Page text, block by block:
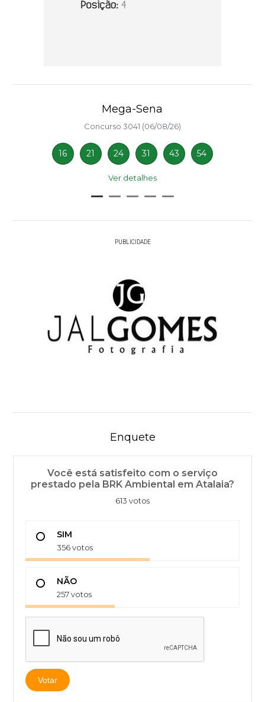
Mega-Sena
Concurso 3041 (06/08/26)
16 21 24 31 43 54
Ver detalhes
PUBLICIDADE
Enquete
Você está satisfeito com o serviço
prestado pela BRK Ambiental em Atalaia?
613 votos
SIM
356 votos
NÃO
257 votos
Votar